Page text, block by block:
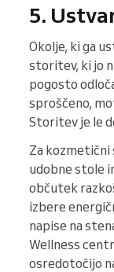
5.
Okolje, ki ga
storitev, ki jo
pogosto
sproščeno,
Storitev je le
Za kozmetični
udobne stole
občutek
izbere
napise na
Wellness
osredotočijo